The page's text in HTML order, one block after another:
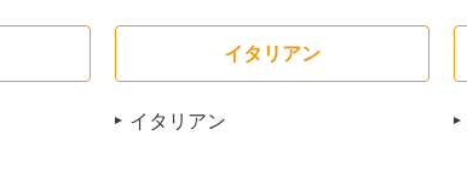
イタリアン
イタリアン